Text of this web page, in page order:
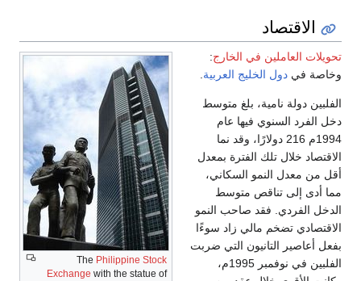
الاقتصاد
The Philippine Stock
Exchange with the statue of
تحويلات العاملين في الخارج:
وخاصة في دول الخليج العربية
الفلبين دولة نامية، بلغ متوسط
دخل الفرد السنوي فيها عام
1994م 216 دولارًا، وقد نما
الاقتصاد خلال تلك الفترة بمعدل
أقل من معدل النمو السكاني،
مما أدى إلى تناقص متوسط
الدخل الفردي. فقد صاحب النمو
الاقتصادي تضخم مالي زاد سوءًا
بفعل أعاصير التانيون التي ضربت
الفلبين في نوفمبر 1995م،